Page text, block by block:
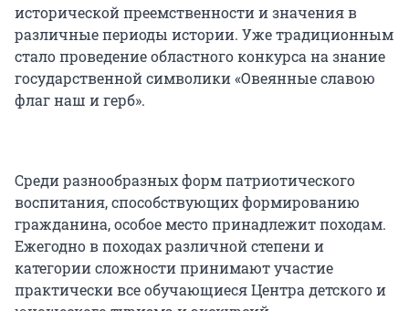
исторической преемственности и значения в
различные периоды истории. Уже традиционным
стало проведение областного конкурса на знание
государственной символики «Овеянные славою
флаг наш и герб».
Среди разнообразных форм патриотического
воспитания, способствующих формированию
гражданина, особое место принадлежит походам.
Ежегодно в походах различной степени и
категории сложности принимают участие
практически все обучающиеся Центра детского и